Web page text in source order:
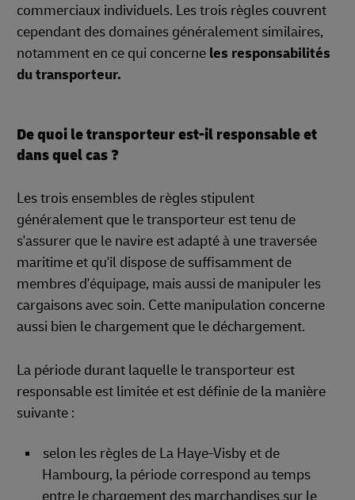
commerciaux individuels. Les trois règles couvrent
cependant des domaines généralement similaires,
notamment en ce qui concerne les responsabilités
du transporteur.
De quoi le transporteur est-il responsable et
dans quel cas ?
Les trois ensembles de règles stipulent
généralement que le transporteur est tenu de
s'assurer que le navire est adapté à une traversée
maritime et qu'il dispose de suffisamment de
membres d'équipage, mais aussi de manipuler les
cargaisons avec soin. Cette manipulation concerne
aussi bien le chargement que le déchargement.
La période durant laquelle le transporteur est
responsable est limitée et est définie de la manière
suivante :
selon les règles de La Haye-Visby et de
Hambourg, la période correspond au temps
entre le chargement des marchandises sur le